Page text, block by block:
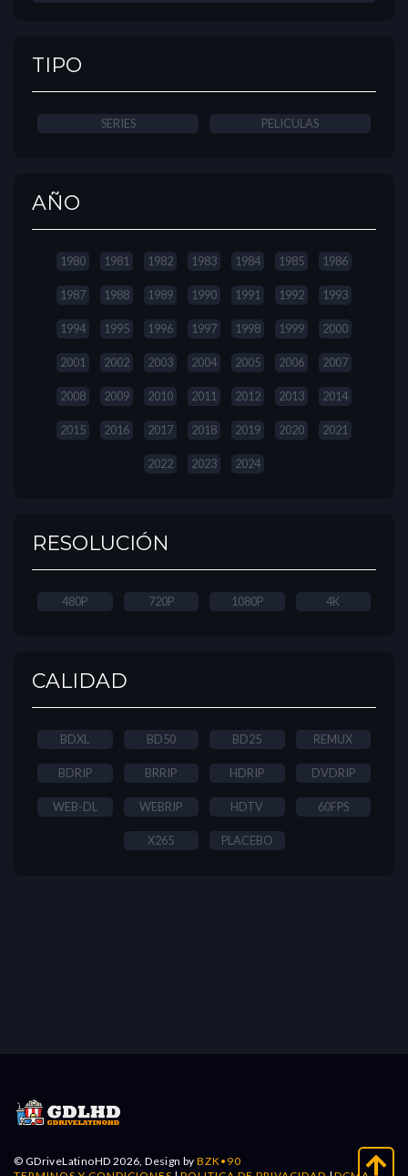
TIPO
SERIES PELICULAS
AÑO
1980 1981 1982 1983 1984 1985 1986
1987 1988 1989 1990 1991 1992 1993
1994 1995 1996 1997 1998 1999 2000
2001 2002 2003 2004 2005 2006 2007
2008 2009 2010 2011 2012 2013 2014
2015 2016 2017 2018 2019 2020 2021
2022 2023 2024
RESOLUCIÓN
480P 720P 1080P 4K
CALIDAD
BDXL BD50 BD25 REMUX
BDRIP BRRIP HDRIP DVDRIP
WEB-DL WEBRIP HDTV 60FPS
X265 PLACEBO
© GDriveLatinoHD 2026, Design byBZK•90